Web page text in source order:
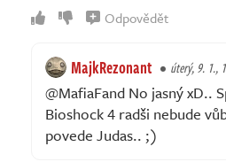
Odpovědět
MajkRezonant úterý, 9. 1.,
@MafiaFand No jasný xD..
Bioshock 4 radši nebude
povede Judas.. ;)